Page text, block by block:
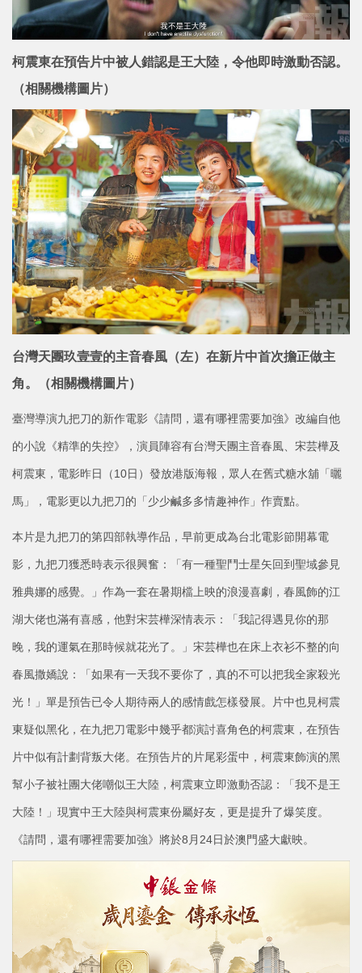
柯震東在預告片中被人錯認是王大陸，令他即時激動否認。
（相關機構圖片）
台灣天團玖壹壹的主音春風（左）在新片中首次擔正做主
角。（相關機構圖片）
臺灣導演九把刀的新作電影《請問，還有哪裡需要加強》改編自他
的小說《精準的失控》，演員陣容有台灣天團主音春風、宋芸樺及
柯震東，電影昨日（10日）發放港版海報，眾人在舊式糖水舖「曬
馬」，電影更以九把刀的「少少鹹多多情趣神作」作賣點。
本片是九把刀的第四部執導作品，早前更成為台北電影節開幕電
影，九把刀獲悉時表示很興奮：「有一種聖鬥士星矢回到聖域參見
雅典娜的感覺。」作為一套在暑期檔上映的浪漫喜劇，春風飾的江
湖大佬也滿有喜感，他對宋芸樺深情表示：「我記得遇見你的那
晚，我的運氣在那時候就花光了。」宋芸樺也在床上衣衫不整的向
春風撒嬌說：「如果有一天我不要你了，真的不可以把我全家殺光
光！」單是預告已令人期待兩人的感情戲怎樣發展。片中也見柯震
東疑似黑化，在九把刀電影中幾乎都演討喜角色的柯震東，在預告
片中似有計劃背叛大佬。在預告片的片尾彩蛋中，柯震東飾演的黑
幫小子被社團大佬嘲似王大陸，柯震東立即激動否認：「我不是王
大陸！」現實中王大陸與柯震東份屬好友，更是提升了爆笑度。
《請問，還有哪裡需要加強》將於8月24日於澳門盛大獻映。